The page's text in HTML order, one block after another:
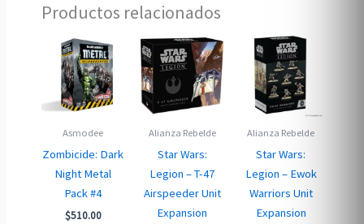
Productos relacionados
Asmodee
Zombicide: Dark
Night Metal
Pack #4
$510.00
Alianza Rebelde
Star Wars:
Legion – T-47
Airspeeder Unit
Expansion
Alianza Rebelde
Star Wars:
Legion – Ewok
Warriors Unit
Expansion